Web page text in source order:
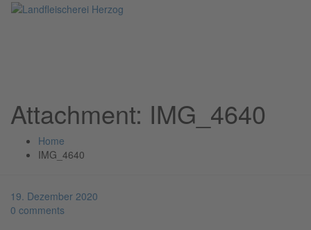
Attachment: IMG_4640
Home
IMG_4640
19. Dezember 2020
0 comments